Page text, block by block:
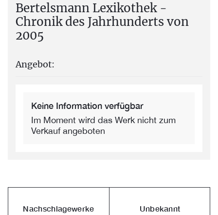
Bertelsmann Lexikothek -
Chronik des Jahrhunderts von
2005
Angebot:
Keine Information verfügbar
Im Moment wird das Werk nicht zum
Verkauf angeboten
Nachschlagewerke Unbekannt